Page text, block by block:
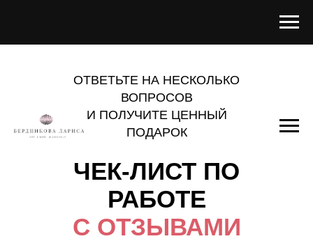
ЧЕК-ЛИСТ ПО
РАБОТЕ
С ОТЗЫВАМИ
ОТВЕТЬТЕ НА НЕСКОЛЬКО
ВОПРОСОВ
И ПОЛУЧИТЕ ЦЕННЫЙ
ПОДАРОК